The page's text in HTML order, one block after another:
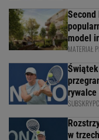
Second
model
MATERIAŁ
rywalce
w